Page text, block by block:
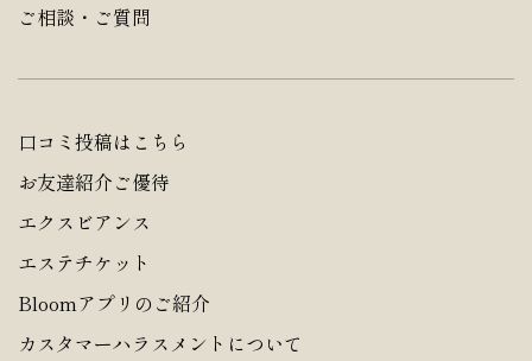
ご相談・ご質問
口コミ投稿はこちら
お友達紹介ご優待
エクスビアンス
エステチケット
Bloomアプリのご紹介
カスタマーハラスメントについて